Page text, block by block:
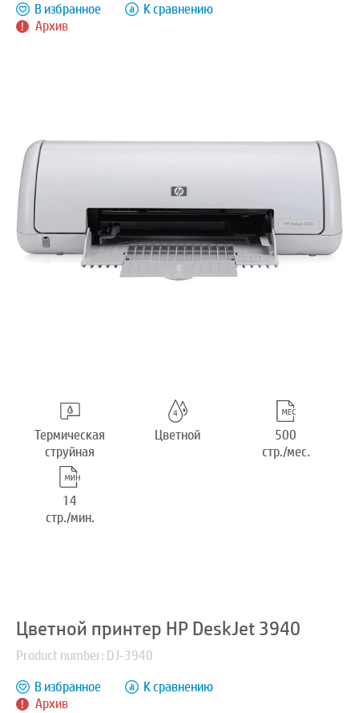
Архив
В избранное К сравнению
Термическая
струйная
Цветной
500
стр./мес.
14
стр./мин.
Цветной принтер HP DeskJet 3940
Product number: DJ-3940
Архив
В избранное К сравнению